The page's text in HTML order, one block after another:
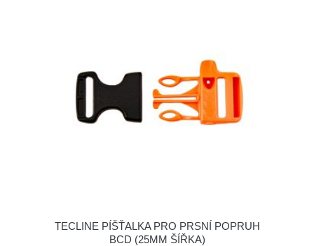
TECLINE PÍŠŤALKA PRO PRSNÍ POPRUH
BCD (25MM ŠÍŘKA)